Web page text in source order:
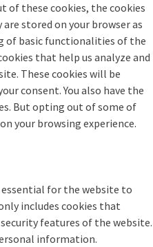
of these cookies, the cookies
stored on your browser as
of basic functionalities of the
that help us analyze and
These cookies will be
consent. You also have the
But opting out of some of
your browsing experience.
essential for the website to
includes cookies that
features of the website.
information.